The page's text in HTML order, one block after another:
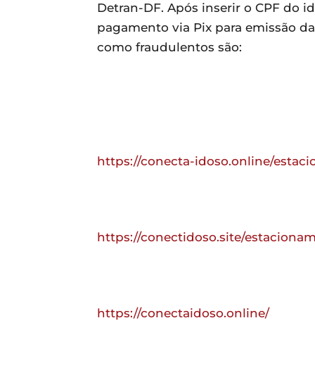
Detran-DF. Após inserir o CPF do
pagamento via Pix para emissão
como fraudulentos são:
https://conecta-idoso.online/
https://conectidoso.site/
https://conectaidoso.online/